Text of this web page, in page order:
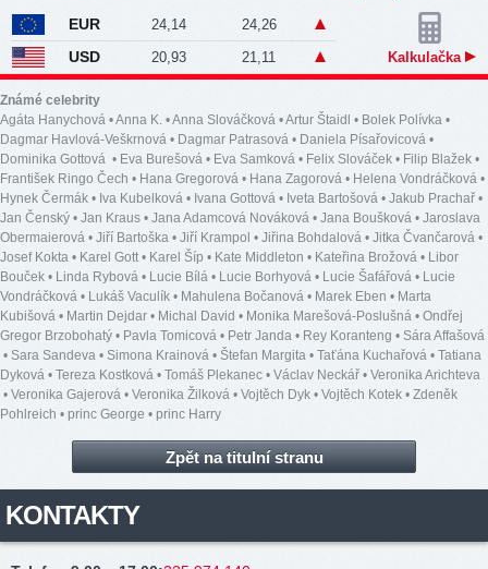
EUR 24,14 24,26
USD 20,93 21,11 Kalkulačka
Známé celebrity
Agáta Hanychová •Anna K. •Anna Slováčková •Artur Štaidl • Bolek Polívka •
Dagmar Havlová-Veškrnová • Dagmar Patrasová • Daniela Písařovicová •
Dominika Gottová • Eva Burešová • Eva Samková • Felix Slováček • Filip Blažek •
František Ringo Čech • Hana Gregorová • Hana Zagorová • Helena Vondráčková •
Hynek Čermák • Iva Kubelková • Ivana Gottová • Iveta Bartošová • Jakub Prachař •
Jan Čenský • Jan Kraus • Jana Adamcová Nováková • Jana Boušková • Jaroslava
Obermaierová • Jiří Bartoška • Jiří Krampol • Jiřina Bohdalová • Jitka Čvančarová •
Josef Kokta • Karel Gott• Karel Šíp • Kate Middleton • Kateřina Brožová • Libor
Bouček • Linda Rybová • Lucie Bílá • Lucie Borhyová • Lucie Šafářová • Lucie
Vondráčková • Lukáš Vaculík • Mahulena Bočanová • Marek Eben • Marta
Kubišová • Martin Dejdar • Michal David • Monika Marešová-Poslušná • Ondřej
Gregor Brzobohatý • Pavla Tomicová • Petr Janda • Rey Koranteng • Sára Affašová
• Sara Sandeva • Simona Krainová • Štefan Margita • Taťána Kuchařová • Tatiana
Dyková • Tereza Kostková • Tomáš Plekanec • Václav Neckář • Veronika Arichteva
• Veronika Gajerová • Veronika Žilková • Vojtěch Dyk • Vojtěch Kotek • Zdeněk
Pohlreich • princ George • princ Harry
Zpět na titulní stranu
KONTAKTY